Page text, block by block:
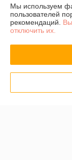
Доставка и
Полная версия
Политика
Мы используем
пользователей
рекомендаций.
отключить их.